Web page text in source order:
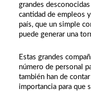
grandes
cantidad de empleos
país, que un simple
puede generar una
Estas grandes
número de personal
también han de
importancia para que